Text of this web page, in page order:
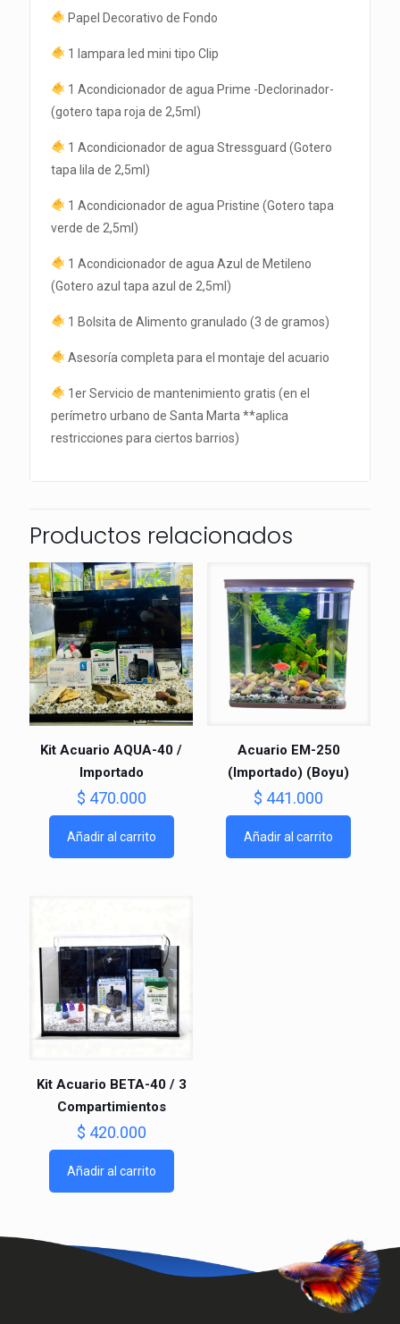
Papel Decorativo de Fondo
1 lampara led mini tipo Clip
1 Acondicionador de agua Prime -Declorinador-
(gotero tapa roja de 2,5ml)
1 Acondicionador de agua Stressguard (Gotero
tapa lila de 2,5ml)
1 Acondicionador de agua Pristine (Gotero tapa
verde de 2,5ml)
1 Acondicionador de agua Azul de Metileno
(Gotero azul tapa azul de 2,5ml)
1 Bolsita de Alimento granulado (3 de gramos)
Asesoría completa para el montaje del acuario
1er Servicio de mantenimiento gratis (en el
perímetro urbano de Santa Marta **aplica
restricciones para ciertos barrios)
Productos relacionados
Kit Acuario AQUA-40 /
Importado
$ 470.000
Añadir al carrito
Acuario EM-250
(Importado) (Boyu)
$ 441.000
Añadir al carrito
Kit Acuario BETA-40 / 3
Compartimientos
$ 420.000
Añadir al carrito